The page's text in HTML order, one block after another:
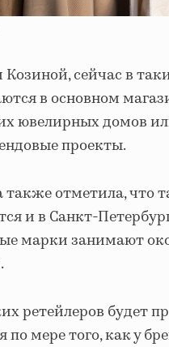
сейчас в
в основном
ювелирных домов
проекты.
также отметила, что
и в Санкт-
марки занимают
ретейлеров будет
по мере того, как у